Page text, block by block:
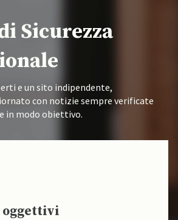
Sicurezza
e un sito indipendente,
con notizie sempre verificate
in modo obiettivo.